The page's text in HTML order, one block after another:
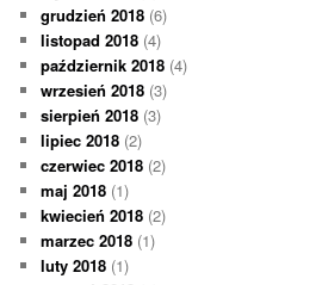
grudzień 2018 (6)
listopad 2018 (4)
październik 2018 (4)
wrzesień 2018 (3)
sierpień 2018 (3)
lipiec 2018 (2)
czerwiec 2018 (2)
maj 2018 (1)
kwiecień 2018 (2)
marzec 2018 (1)
luty 2018 (1)